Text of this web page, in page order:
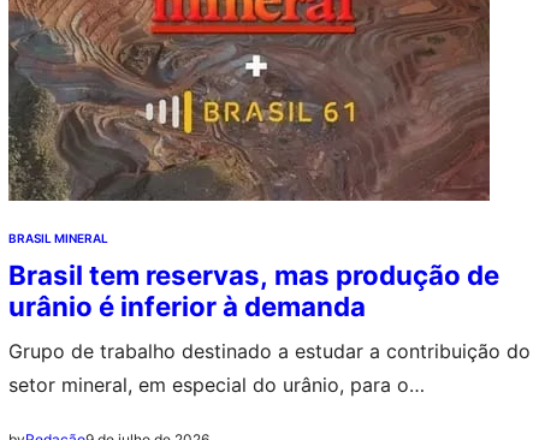
BRASIL MINERAL
Brasil tem reservas, mas produção de
urânio é inferior à demanda
Grupo de trabalho destinado a estudar a contribuição do
setor mineral, em especial do urânio, para o